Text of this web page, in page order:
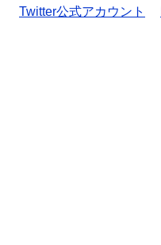
Twitter公式アカウント